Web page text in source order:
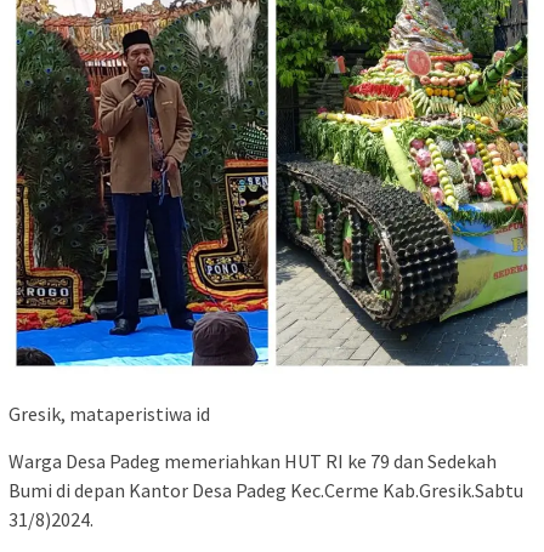
Gresik, mataperistiwa id
Warga Desa Padeg memeriahkan HUT RI ke 79 dan Sedekah
Bumi di depan Kantor Desa Padeg Kec.Cerme Kab.Gresik.Sabtu
31/8)2024.